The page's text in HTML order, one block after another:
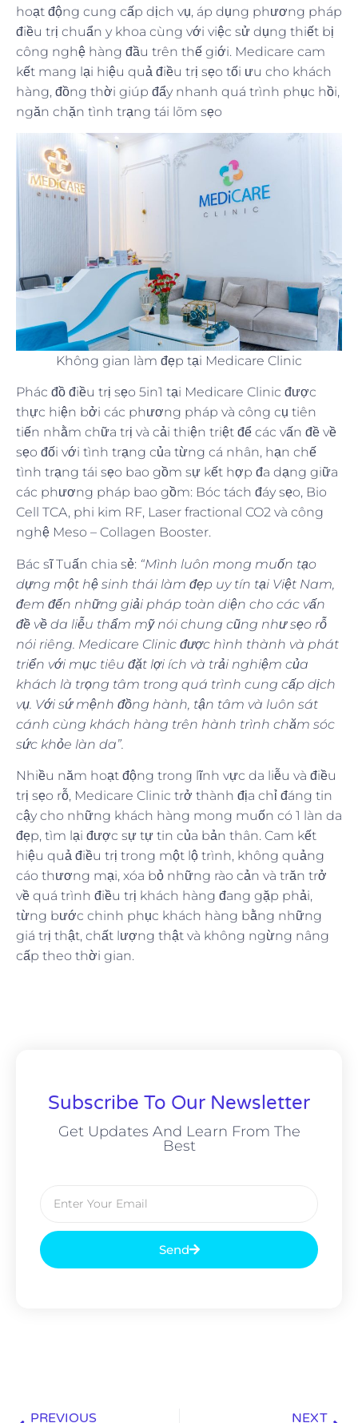
hoạt động cung cấp dịch vụ, áp dụng phương pháp
điều trị chuẩn y khoa cùng với việc sử dụng thiết bị
công nghệ hàng đầu trên thế giới. Medicare cam
kết mang lại hiệu quả điều trị sẹo tối ưu cho khách
hàng, đồng thời giúp đẩy nhanh quá trình phục hồi,
ngăn chặn tình trạng tái lõm sẹo
Không gian làm đẹp tại Medicare Clinic
Phác đồ điều trị sẹo 5in1 tại Medicare Clinic được
thực hiện bởi các phương pháp và công cụ tiên
tiến nhằm chữa trị và cải thiện triệt để các vấn đề về
sẹo đối với tình trạng của từng cá nhân, hạn chế
tình trạng tái sẹo bao gồm sự kết hợp đa dạng giữa
các phương pháp bao gồm: Bóc tách đáy sẹo, Bio
Cell TCA, phi kim RF, Laser fractional CO2 và công
nghệ Meso – Collagen Booster.
Bác sĩ Tuấn chia sẻ: “Mình luôn mong muốn tạo
dựng một hệ sinh thái làm đẹp uy tín tại Việt Nam,
đem đến những giải pháp toàn diện cho các vấn
đề về da liễu thẩm mỹ nói chung cũng như sẹo rỗ
nói riêng. Medicare Clinic được hình thành và phát
triển với mục tiêu đặt lợi ích và trải nghiệm của
khách là trọng tâm trong quá trình cung cấp dịch
vụ. Với sứ mệnh đồng hành, tận tâm và luôn sát
cánh cùng khách hàng trên hành trình chăm sóc
sức khỏe làn da”.
Nhiều năm hoạt động trong lĩnh vực da liễu và điều
trị sẹo rỗ, Medicare Clinic trở thành địa chỉ đáng tin
cậy cho những khách hàng mong muốn có 1 làn da
đẹp, tìm lại được sự tự tin của bản thân. Cam kết
hiệu quả điều trị trong một lộ trình, không quảng
cáo thương mại, xóa bỏ những rào cản và trăn trở
về quá trình điều trị khách hàng đang gặp phải,
từng bước chinh phục khách hàng bằng những
giá trị thật, chất lượng thật và không ngừng nâng
cấp theo thời gian.
Subscribe To Our Newsletter
Get Updates And Learn From The
Best
Send
PREVIOUS NEXT